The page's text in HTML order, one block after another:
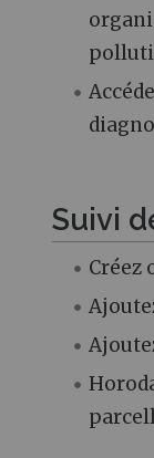
Suivi
Créez